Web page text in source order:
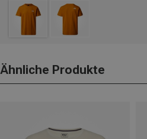
Ähnliche Produkte